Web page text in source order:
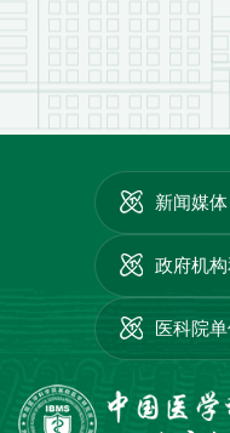
新闻媒体
政府机
医科院